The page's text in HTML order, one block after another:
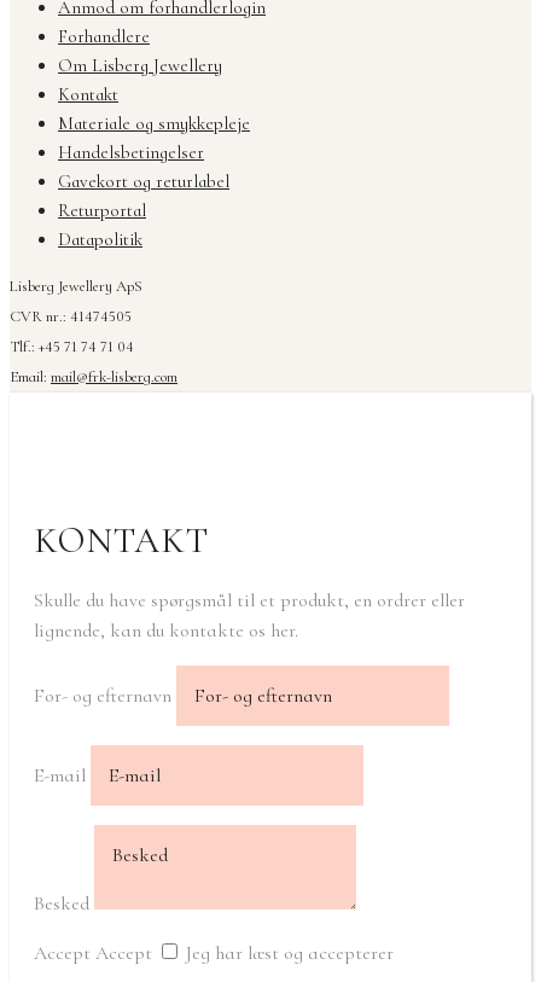
Anmod om forhandlerlogin
Forhandlere
Om Lisberg Jewellery
Kontakt
Materiale og smykkepleje
Handelsbetingelser
Gavekort og returlabel
Returportal
Datapolitik
Lisberg Jewellery ApS
CVR nr.: 41474505
Tlf.: +45 71 74 71 04
Email: mail@frk-lisberg.com
KONTAKT
Skulle du have spørgsmål til et produkt, en ordrer eller
lignende, kan du kontakte os her.
For- og efternavn
E-mail
Besked
Accept Accept Jeg har læst og accepterer